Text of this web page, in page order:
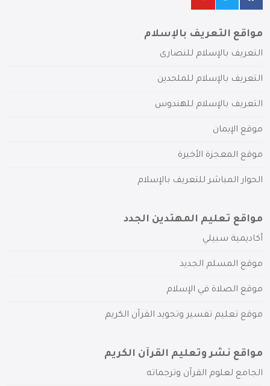
مواقع التعريف بالإسلام
التعريف بالإسلام للنصارى
التعريف بالإسلام للملحدين
التعريف بالإسلام للهندوس
موقع الإيمان
موقع المعجزة الأخيرة
الحوار المباشر للتعريف بالإسلام
مواقع تعليم المهتدين الجدد
أكاديمية سبيلي
موقع المسلم الجديد
موقع الصلاة في الإسلام
موقع تعليم تفسير وتجويد القرآن الكريم
مواقع نشر وتعليم القرآن الكريم
الجامع لعلوم القرآن وترجماته